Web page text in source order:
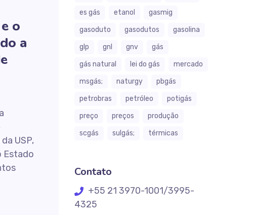
o
a
USP,
Estado
es gás
etanol
gasmig
gasoduto
gasodutos
gasolina
glp
gnl gnv
gás
gás natural
lei do gás
mercado
msgás;
naturgy
pbgás
petrobras
petróleo
potigás
preço
preços
produção
scgás
sulgás; térmicas
Contato
+55 21 3970-1001/3995-
4325